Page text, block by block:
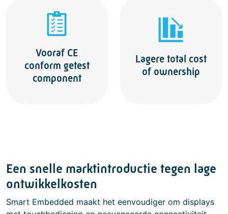
Vooraf CE
conform getest
component
Lagere total cost
of ownership
Een snelle marktintroductie tegen lage
ontwikkelkosten
Smart Embedded maakt het eenvoudiger om displays